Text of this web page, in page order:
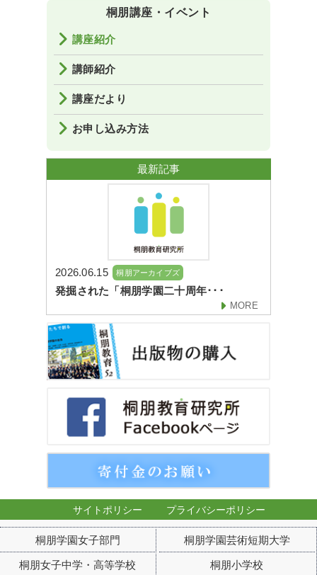
桐朋講座・イベント
講座紹介
講師紹介
講座だより
お申し込み方法
最新記事
2026.06.15 桐朋アーカイブズ
発掘された「桐朋学園二十周年･･･
MORE
サイトポリシー プライバシーポリシー
桐朋学園女子部門 桐朋学園芸術短期大学
桐朋女子中学・高等学校 桐朋小学校